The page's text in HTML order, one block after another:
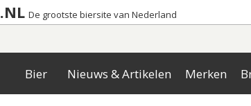
.NL De grootste biersite van Nederland
Bier Nieuws & Artikelen Merken